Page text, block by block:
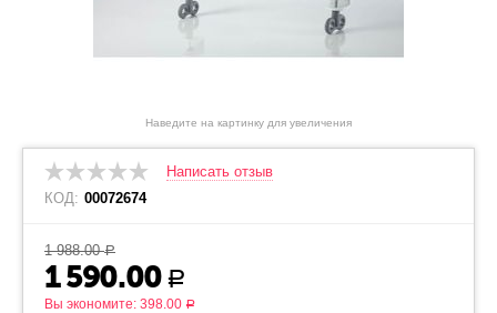
Наведите на картинку для увеличения
Написать отзыв
КОД: 00072674
1 988.00 Р
1 590.00 Р
Вы экономите: 398.00 Р